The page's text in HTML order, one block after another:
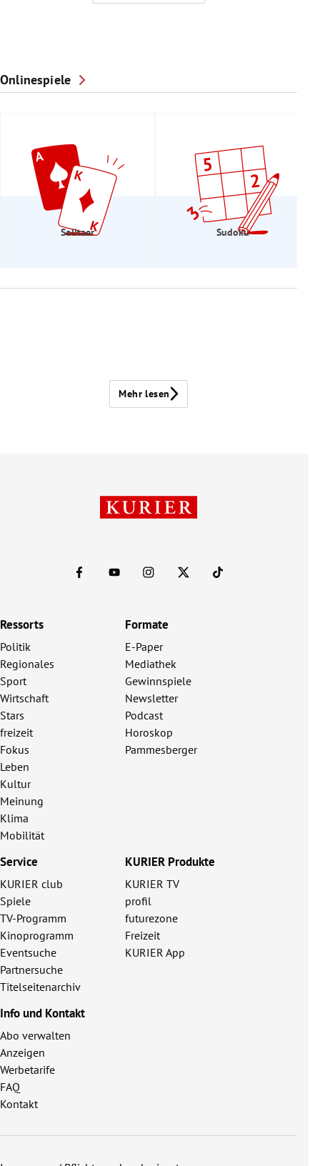
Onlinespiele
Solitaer Sudoku
Mehr lesen
Ressorts
Politik
Regionales
Sport
Wirtschaft
Stars
freizeit
Fokus
Leben
Kultur
Meinung
Klima
Mobilität
Formate
E-Paper
Mediathek
Gewinnspiele
Newsletter
Podcast
Horoskop
Pammesberger
Service
KURIER club
Spiele
TV-Programm
Kinoprogramm
Eventsuche
Partnersuche
Titelseitenarchiv
KURIER Produkte
KURIER TV
profil
futurezone
Freizeit
KURIER App
Info und Kontakt
Abo verwalten
Anzeigen
Werbetarife
FAQ
Kontakt